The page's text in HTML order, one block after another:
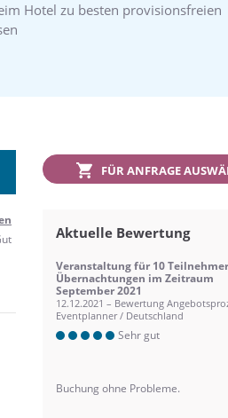
Hotel zu besten provisionsfreien
FÜR ANFRAGE
Aktuelle Bewertung
Veranstaltung für 10
Übernachtungen im Zeitraum
September 2021
12.12.2021 – Bewertung
Eventplanner / Deutschland
Sehr gut
Buchung ohne Probleme.